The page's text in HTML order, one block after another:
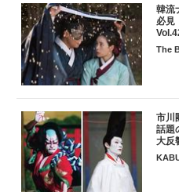
韓流
必見
The
市川
話題
大反